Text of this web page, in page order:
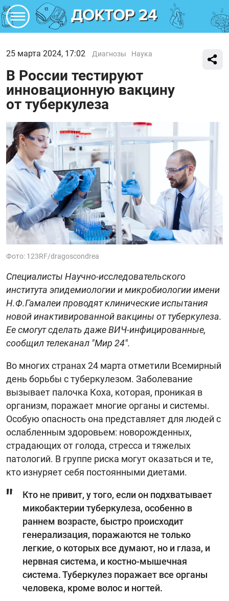
25 марта 2024, 17:02 Диагнозы Наука
В России тестируют
инновационную вакцину
от туберкулеза
Фото: 123RF/dragoscondrea
Специалисты Научно-исследовательского
института эпидемиологии и микробиологии имени
Н.Ф.Гамалеи проводят клинические испытания
новой инактивированной вакцины от туберкулеза.
Ее смогут сделать даже ВИЧ-инфицированные,
сообщил телеканал "Мир 24".
Во многих странах 24 марта отметили Всемирный
день борьбы с туберкулезом. Заболевание
вызывает палочка Коха, которая, проникая в
организм, поражает многие органы и системы.
Особую опасность она представляет для людей с
ослабленным здоровьем: новорожденных,
страдающих от голода, стресса и тяжелых
патологий. В группе риска могут оказаться и те,
кто изнуряет себя постоянными диетами.
Кто не привит, у того, если он подхватывает
микобактерии туберкулеза, особенно в
раннем возрасте, быстро происходит
генерализация, поражаются не только
легкие, о которых все думают, но и глаза, и
нервная система, и костно-мышечная
система. Туберкулез поражает все органы
человека, кроме волос и ногтей.